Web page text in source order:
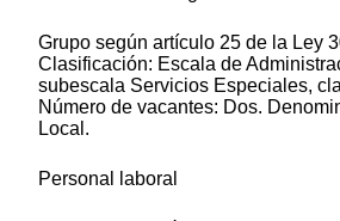
Grupo según artículo 25 de la Ley
Clasificación: Escala de
subescala Servicios Especiales,
Número de vacantes: Dos.
Local.
Personal laboral